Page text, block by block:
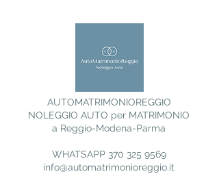
AUTOMATRIMONIOREGGIO
NOLEGGIO AUTO per MATRIMONIO
a Reggio-Modena-Parma
WHATSAPP 370 325 9569
info@automatrimonioreggio.it